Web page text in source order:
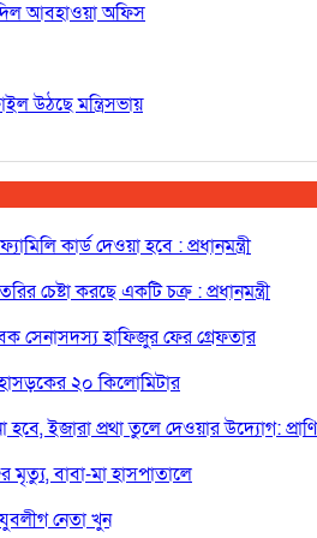
দিল আবহাওয়া অফিস
উঠছে মন্ত্রিসভায়
কার্ড দেওয়া হবে : প্রধানমন্ত্রী
চেষ্টা করছে একটি চক্র : প্রধানমন্ত্রী
সেনাসদস্য হাফিজুর ফের গ্রেফতার
২০ কিলোমিটার
ইজারা প্রথা তুলে দেওয়ার উদ্যোগ:
মৃত্যু, বাবা-মা হাসপাতালে
নেতা খুন